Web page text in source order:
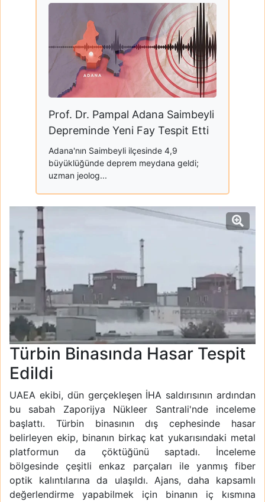
Prof. Dr. Pampal Adana Saimbeyli
Depreminde Yeni Fay Tespit Etti
Adana'nın Saimbeyli ilçesinde 4,9
büyüklüğünde deprem meydana geldi;
uzman jeolog...
Türbin Binasında Hasar Tespit
Edildi
UAEA ekibi, dün gerçekleşen İHA saldırısının ardından
bu sabah Zaporijya Nükleer Santrali'nde inceleme
başlattı. Türbin binasının dış cephesinde hasar
belirleyen ekip, binanın birkaç kat yukarısındaki metal
platformun da çöktüğünü saptadı. İnceleme
bölgesinde çeşitli enkaz parçaları ile yanmış fiber
optik kalıntılarına da ulaşıldı. Ajans, daha kapsamlı
değerlendirme yapabilmek için binanın iç kısmına